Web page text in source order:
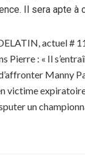
Il sera apte à
actuel #
: « Il
Manny
victime
un